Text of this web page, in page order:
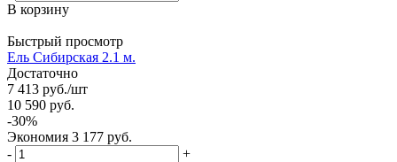
В корзину
Быстрый просмотр
Ель Сибирская 2.1 м.
Достаточно
7 413 руб./шт
10 590 руб.
-30%
Экономия 3 177 руб.
-
+